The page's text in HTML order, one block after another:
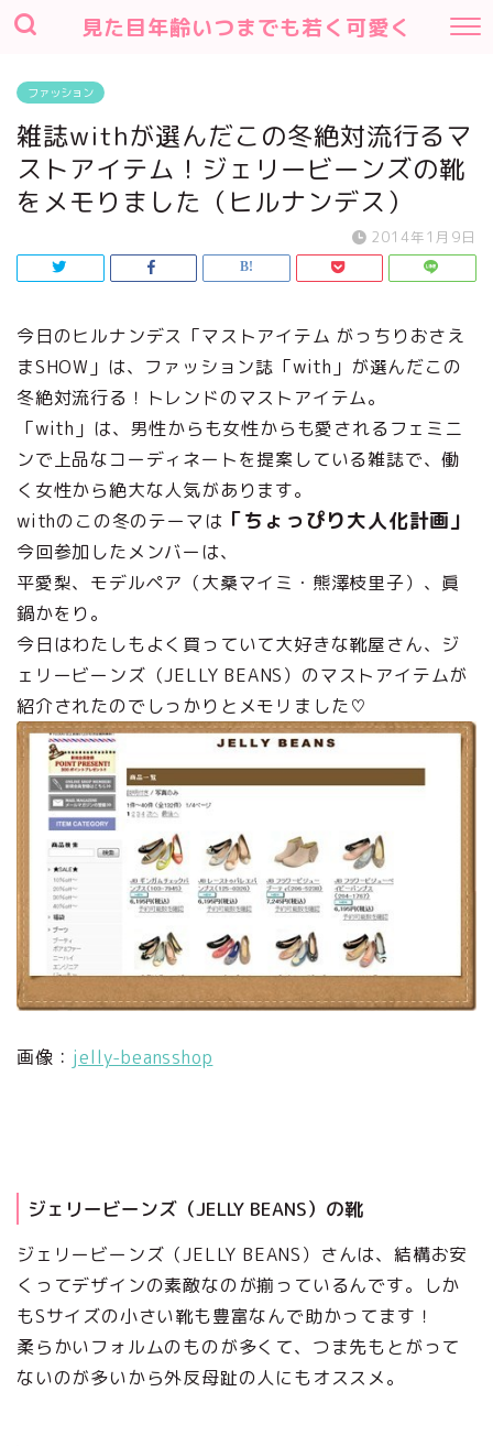
見た目年齢いつまでも若く可愛く
ファッション
雑誌withが選んだこの冬絶対流行るマ
ストアイテム！ジェリービーンズの靴
をメモりました（ヒルナンデス）
2014年1月9日
今日のヒルナンデス「マストアイテム がっちりおさえ
まSHOW」は、ファッション誌「with」が選んだこの
冬絶対流行る！トレンドのマストアイテム。
「with」は、男性からも女性からも愛されるフェミニ
ンで上品なコーディネートを提案している雑誌で、働
く女性から絶大な人気があります。
withのこの冬のテーマは 「ちょっぴり大人化計画」
今回参加したメンバーは、
平愛梨、モデルペア（大桑マイミ・熊澤枝里子）、眞
鍋かをり。
今日はわたしもよく買っていて大好きな靴屋さん、ジ
ェリービーンズ（JELLY BEANS）のマストアイテムが
紹介されたのでしっかりとメモリました♡
画像： jelly-beansshop
ジェリービーンズ（JELLY BEANS）の靴
ジェリービーンズ（JELLY BEANS）さんは、結構お安
くってデザインの素敵なのが揃っているんです。しか
もSサイズの小さい靴も豊富なんで助かってます！
柔らかいフォルムのものが多くて、つま先もとがって
ないのが多いから外反母趾の人にもオススメ。